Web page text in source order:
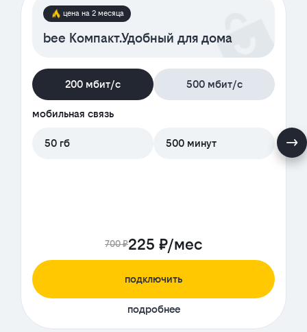
цена на 2 месяца
bee Компакт.Удобный для дома
200 мбит/с 500 мбит/с
мобильная связь
50 гб 500 минут
700 ₽225 ₽/мес
подключить
подробнее